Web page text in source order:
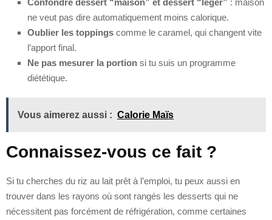
ne veut pas dire automatiquement moins calorique.
Oublier les toppings comme le caramel, qui changent vite
l’apport final.
Ne pas mesurer la portion si tu suis un programme
diététique.
Vous aimerez aussi : Calorie Maïs
Connaissez-vous ce fait ?
Si tu cherches du riz au lait prêt à l’emploi, tu peux aussi en
trouver dans les rayons où sont rangés les desserts qui ne
nécessitent pas forcément de réfrigération, comme certaines